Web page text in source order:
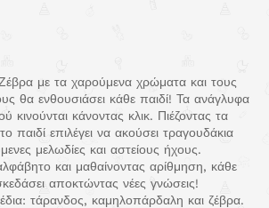
με τα χαρούμενα χρώματα και τους
θα ενθουσιάσει κάθε παιδί! Τα ανάγλυφα
κινούνται κάνοντας κλικ. Πιέζοντας τα
παιδί επιλέγει να ακούσει τραγουδάκια
μελωδίες και αστείους ήχους.
και μαθαίνοντας αρίθμηση, κάθε
αποκτώντας νέες γνώσεις!
τάρανδος, καμηλοπάρδαλη και ζέβρα.